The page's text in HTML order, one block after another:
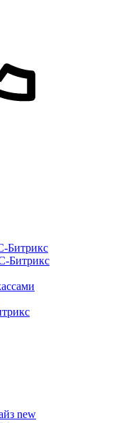
Битрикс
Битрикс
new